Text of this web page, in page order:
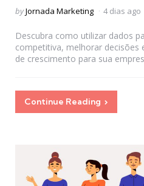
Posted
byJornada Marketing 4 dias ago
Descubra como utilizar dados
competitiva, melhorar decisões
de crescimento para sua
Continue Reading